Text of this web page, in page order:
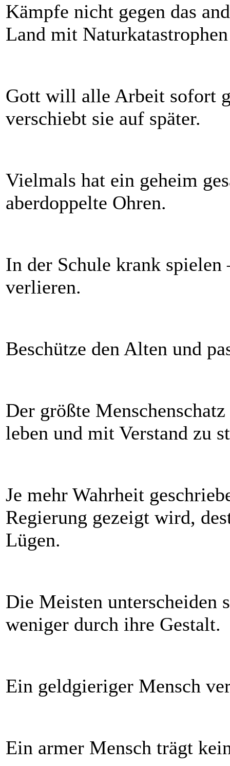
Kämpfe nicht gegen das
Land mit
Gott will alle Arbeit sofort
verschiebt sie auf später.
Vielmals hat ein geheim
aberdoppelte Ohren.
In der Schule krank spielen
verlieren.
Beschütze den Alten und
Der größte
leben und mit Verstand zu
Je mehr Wahrheit
Regierung gezeigt wird,
Lügen.
Die Meisten unterscheiden
weniger durch ihre Gestalt.
Ein geldgieriger Mensch
Ein armer Mensch trägt